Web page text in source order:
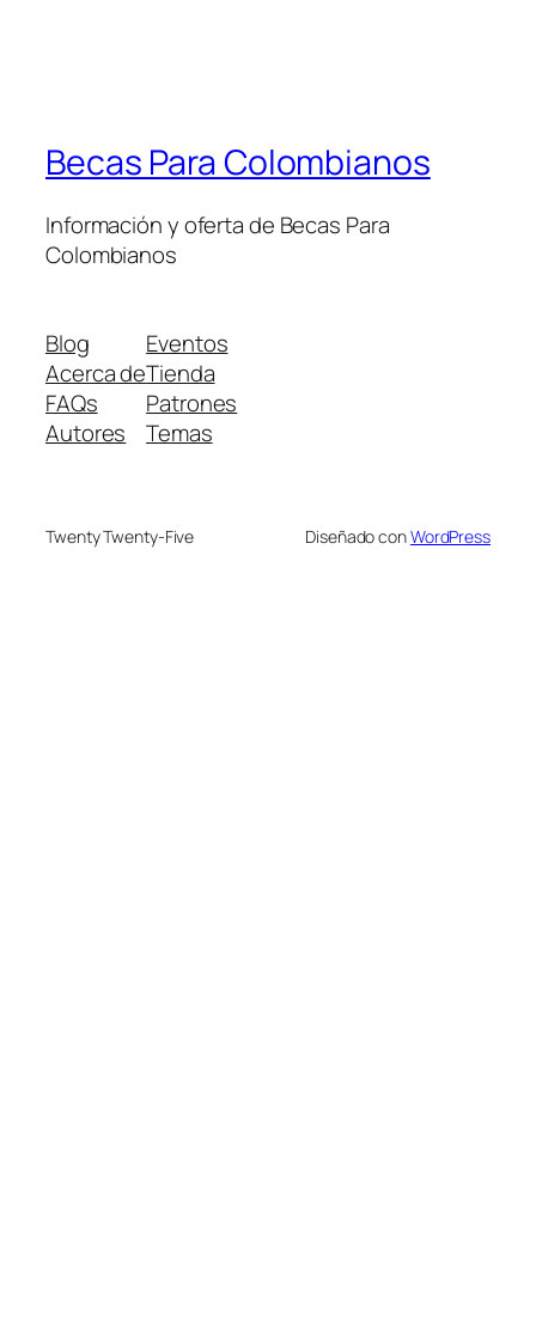
Becas Para Colombianos
Información y oferta de Becas Para
Colombianos
Blog
Acerca de
FAQs
Autores
Eventos
Tienda
Patrones
Temas
Twenty Twenty-Five Diseñado conWordPress